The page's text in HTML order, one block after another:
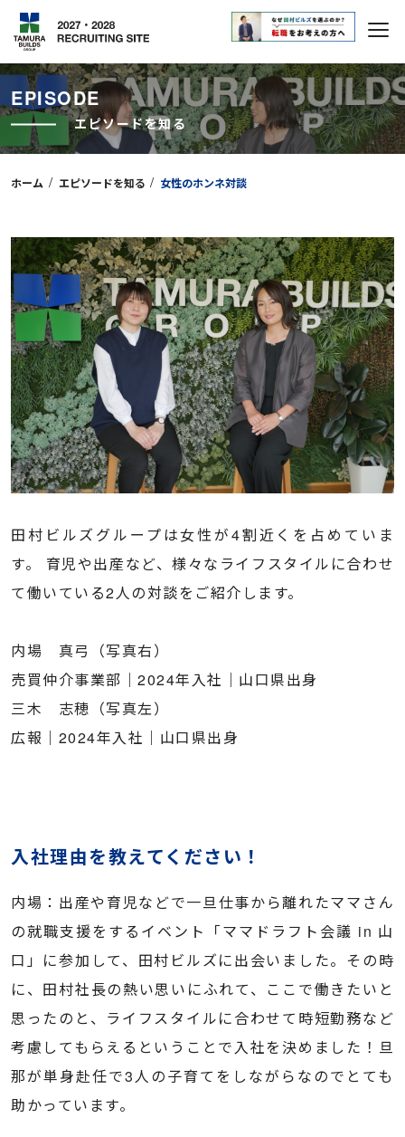
EPISODE
エピソードを知る
ホーム / エピソードを知る / 女性のホンネ対談
田村ビルズグループは女性が4割近くを占めていま
す。 育児や出産など、様々なライフスタイルに合わせ
て働いている2人の対談をご紹介します。
内場 真弓（写真右）
売買仲介事業部｜2024年入社｜山口県出身
三木 志穂（写真左）
広報｜2024年入社｜山口県出身
入社理由を教えてください！
内場：出産や育児などで一旦仕事から離れたママさん
の就職支援をするイベント「ママドラフト会議 in 山
口」に参加して、田村ビルズに出会いました。その時
に、田村社長の熱い思いにふれて、ここで働きたいと
思ったのと、ライフスタイルに合わせて時短勤務など
考慮してもらえるということで入社を決めました！旦
那が単身赴任で3人の子育てをしながらなのでとても
助かっています。